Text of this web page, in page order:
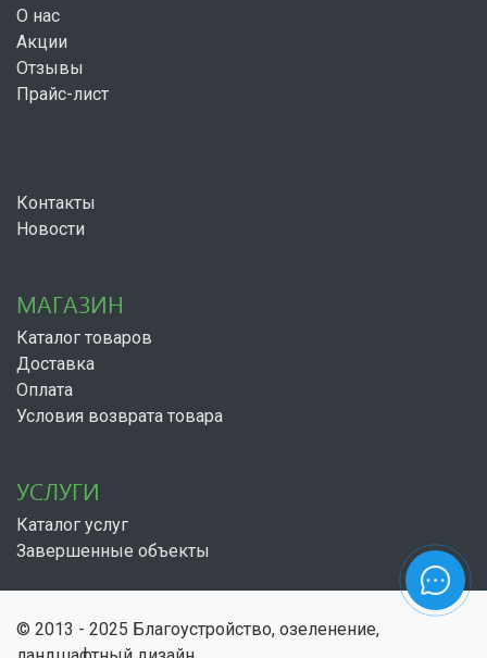
О нас
Акции
Отзывы
Прайс-лист
Контакты
Новости
МАГАЗИН
Каталог товаров
Доставка
Оплата
Условия возврата товара
УСЛУГИ
Каталог услуг
Завершенные объекты
© 2013 - 2025 Благоустройство, озеленение,